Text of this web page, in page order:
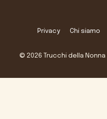
Privacy Chi siamo
© 2026 Trucchi della Nonna